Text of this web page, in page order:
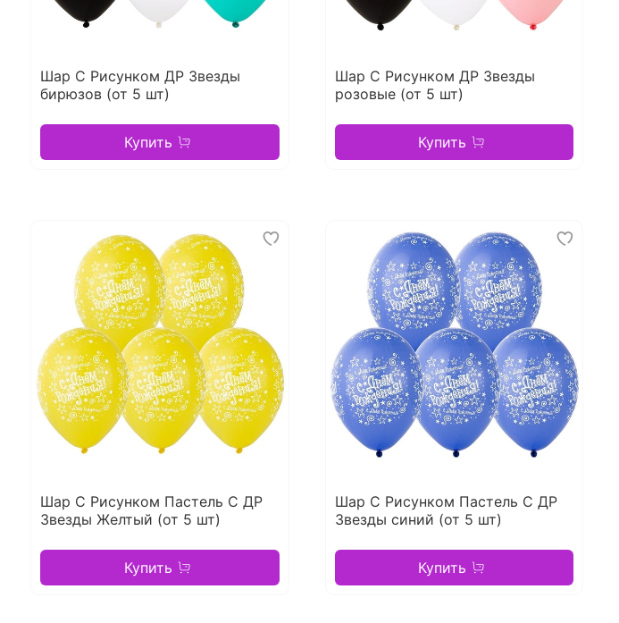
Шар С Рисунком ДР Звезды
бирюзов (от 5 шт)
Купить
Шар С Рисунком ДР Звезды
розовые (от 5 шт)
Купить
Шар С Рисунком Пастель С ДР
Звезды Желтый (от 5 шт)
Купить
Шар С Рисунком Пастель С ДР
Звезды синий (от 5 шт)
Купить